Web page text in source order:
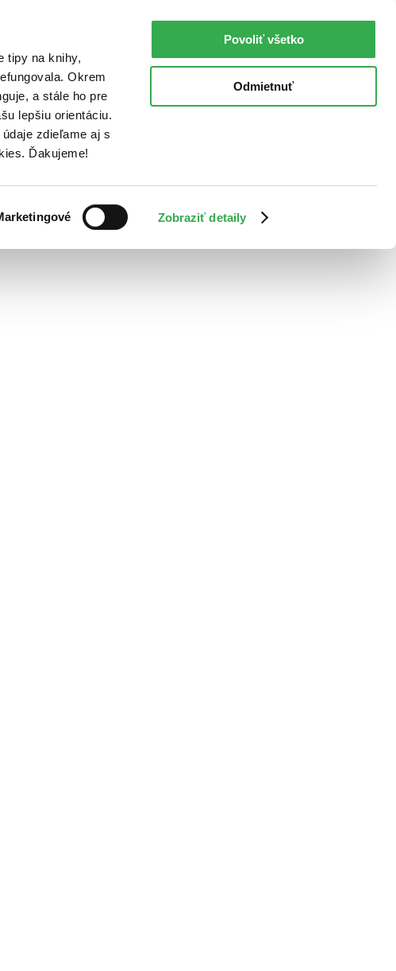
tipy na knihy,
Okrem
a stále ho pre
lepšiu orientáciu.
zdieľame aj s
Ďakujeme!
Zobraziť detaily
Povoliť všetko
Odmietnuť